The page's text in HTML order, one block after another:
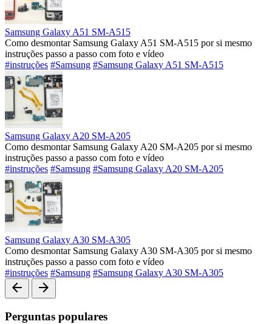
Samsung Galaxy A51 SM-A515
Como desmontar Samsung Galaxy A51 SM-A515 por si mesmo
instruções passo a passo com foto e vídeo
#instruções #Samsung #Samsung Galaxy A51 SM-A515
Samsung Galaxy A20 SM-A205
Como desmontar Samsung Galaxy A20 SM-A205 por si mesmo
instruções passo a passo com foto e vídeo
#instruções #Samsung #Samsung Galaxy A20 SM-A205
Samsung Galaxy A30 SM-A305
Como desmontar Samsung Galaxy A30 SM-A305 por si mesmo
instruções passo a passo com foto e vídeo
#instruções #Samsung #Samsung Galaxy A30 SM-A305
arrow_back arrow_forward
Perguntas populares